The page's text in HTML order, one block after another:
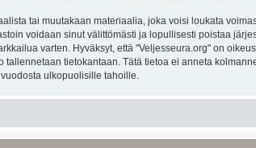
tai muutakaan materiaalia, joka voisi loukata
voidaan sinut välittömästi ja lopullisesti poistaa
varten. Hyväksyt, että "Veljesseura.org" on
tietokantaan. Tätä tietoa ei anneta
ulkopuolisille tahoille.